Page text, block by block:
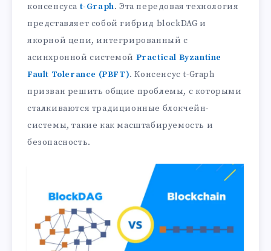
консенсуса t-Graph. Эта передовая технология
представляет собой гибрид blockDAG и
якорной цепи, интегрированный с
асинхронной системой Practical Byzantine
Fault Tolerance (PBFT). Консенсус t-Graph
призван решить общие проблемы, с которыми
сталкиваются традиционные блокчейн-
системы, такие как масштабируемость и
безопасность.